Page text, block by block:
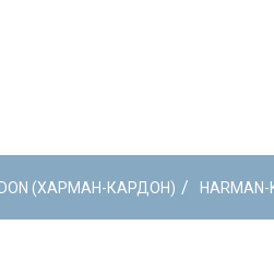
(ХАРМАН-КАРДОН) /